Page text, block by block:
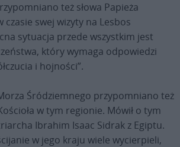
też słowa Papieża
czasie swej wizyty na Lesbos
sytuacja przede wszystkim jest
który wymaga odpowiedzi
i hojności”.
Śródziemnego przypomniano też
w tym regionie. Mówił o tym
Ibrahim Isaac Sidrak z Egiptu.
w jego kraju wiele wycierpieli,